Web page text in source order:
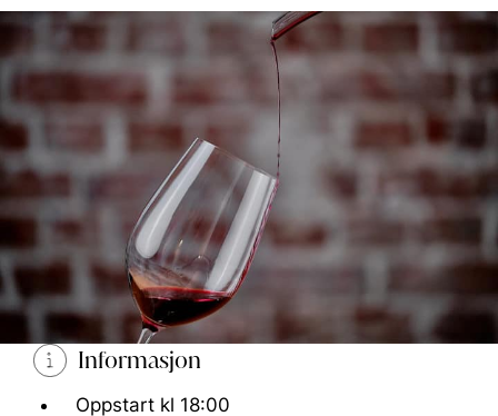
Informasjon
Oppstart kl 18:00